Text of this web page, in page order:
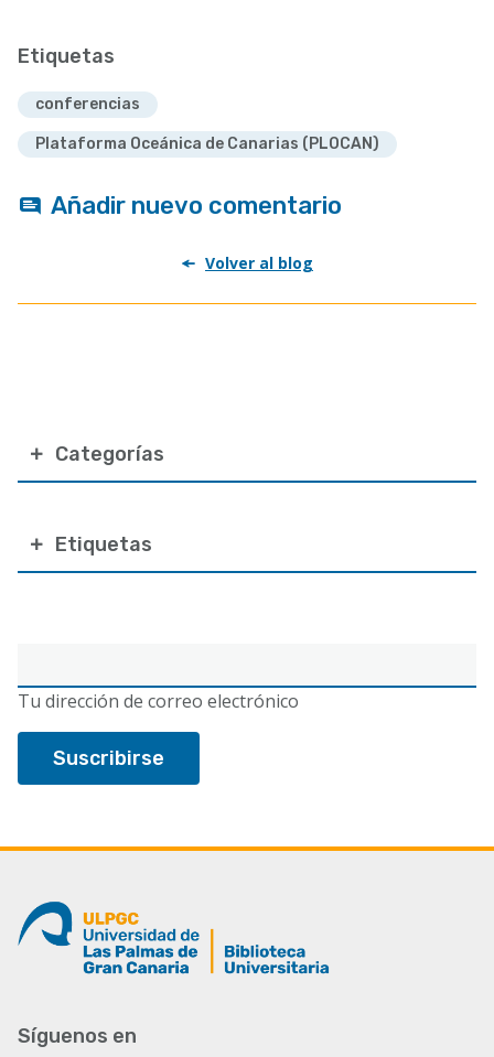
electrónico
Tu dirección de correo electrónico
Categorías
Etiquetas
Etiquetas
conferencias
Plataforma Oceánica de Canarias (PLOCAN)
Añadir nuevo comentario
Volver al blog
Síguenos en